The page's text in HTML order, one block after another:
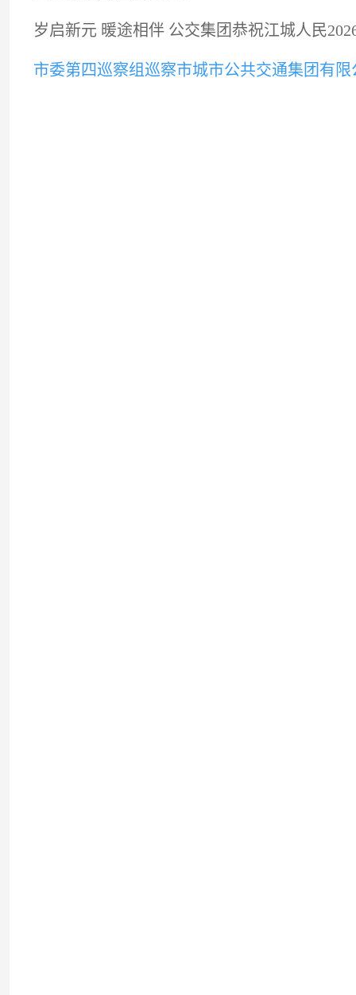
岁启新元 暖途相伴 公交集团恭祝江城人民
市委第四巡察组巡察市城市公共交通集团有